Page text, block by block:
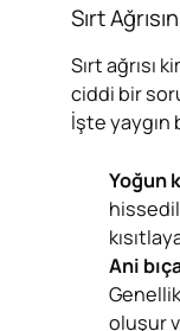
Sırt
Sırt ağrısı
ciddi bir
İşte
Yoğun
Ani
oluşur